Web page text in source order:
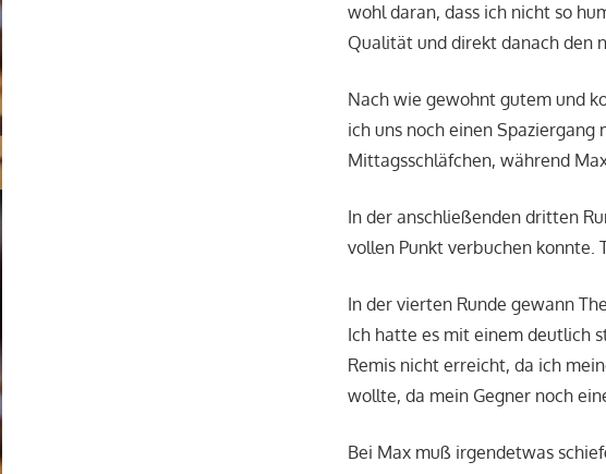
wohl daran, dass ich nicht so
Qualität und direkt danach den
Nach wie gewohnt gutem und
ich uns noch einen
Mittagsschläfchen, während
In der anschließenden dritten
vollen Punkt verbuchen konnte.
In der vierten Runde gewann
Ich hatte es mit einem deutlich
Remis nicht erreicht, da ich
wollte, da mein Gegner noch
Bei Max muß irgendetwas